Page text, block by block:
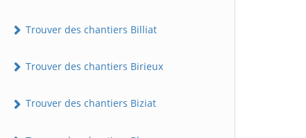
Trouver des chantiers Billiat
Trouver des chantiers Birieux
Trouver des chantiers Biziat